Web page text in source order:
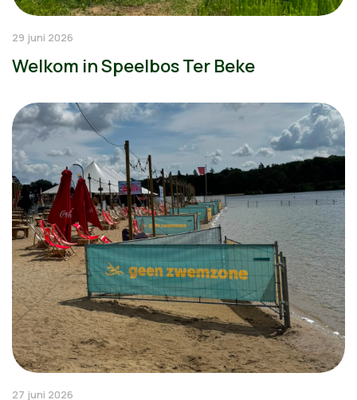
29 juni 2026
Welkom in Speelbos Ter Beke
27 juni 2026